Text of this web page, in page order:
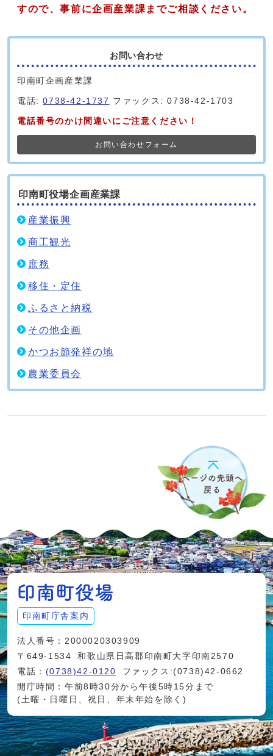
すので、事前に企画産業課までご相談ください。
お問い合わせ
印南町企画産業課
電話:0738-42-1737 ファックス: 0738-42-1703
電話番号のかけ間違いにご注意ください！
お問い合わせフォーム
印南町役場企画産業課
産業振興
商工観光
庶務
移住・定住
ふるさと納税
その他企画
かつお節発祥の地
農業委員会
印南町庁舎案内
法人番号：2000020303909
〒649-1534
和歌山県日高郡印南町大字印南2570
電話： (0738)42-0120
ファックス:(0738)42-0662
開庁時間：午前8時30分から午後5時15分まで
(土曜・日曜日、祝日、年末年始を除く)